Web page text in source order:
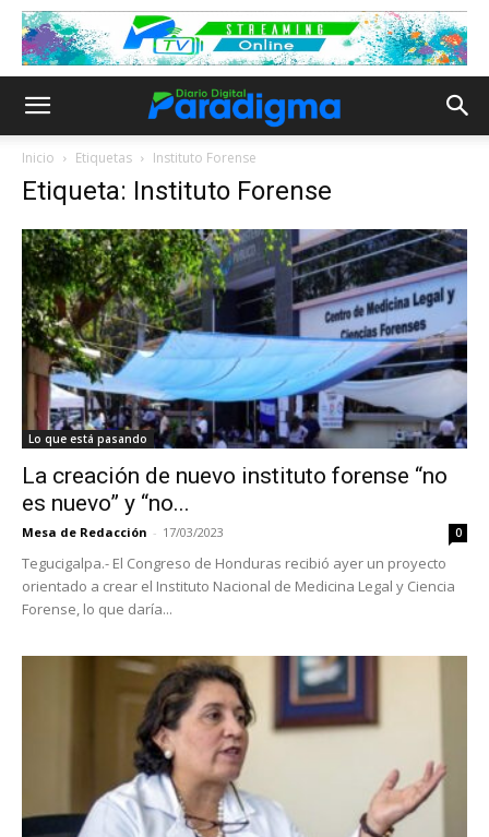
Inicio Etiquetas Instituto Forense
Etiqueta: Instituto Forense
Lo que está pasando
La creación de nuevo instituto forense “no
es nuevo” y “no...
Mesa de Redacción - 17/03/2023 0
Tegucigalpa.- El Congreso de Honduras recibió ayer un proyecto
orientado a crear el Instituto Nacional de Medicina Legal y Ciencia
Forense, lo que daría...